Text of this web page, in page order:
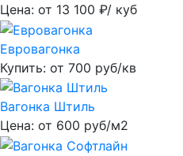
Цена: от 13 100 ₽/ куб
Евровагонка
Купить: от 700 руб/кв
Вагонка Штиль
Цена: от 600 руб/м2